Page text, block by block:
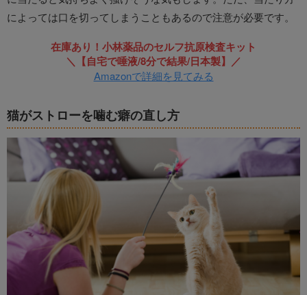
によっては口を切ってしまうこともあるので注意が必要です。
在庫あり！小林薬品のセルフ抗原検査キット
＼【自宅で唾液/8分で結果/日本製】／
Amazonで詳細を見てみる
猫がストローを噛む癖の直し方